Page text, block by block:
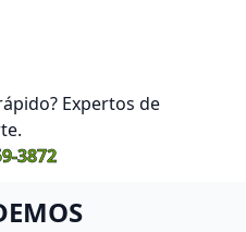
Expertos de
3872